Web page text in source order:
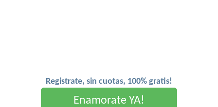
Registrate, sin cuotas, 100% gratis!
Enamorate YA!